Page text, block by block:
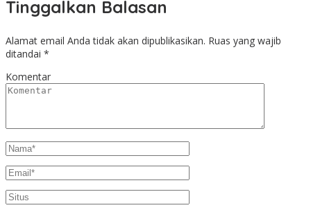
Tinggalkan Balasan
Alamat email Anda tidak akan dipublikasikan. Ruas yang wajib
ditandai *
Komentar